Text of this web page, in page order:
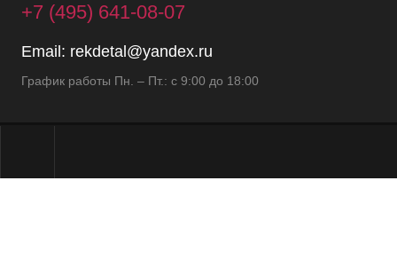
+7 (495) 641-08-07
Email: rekdetal@yandex.ru
График работы Пн. – Пт.: с 9:00 до 18:00